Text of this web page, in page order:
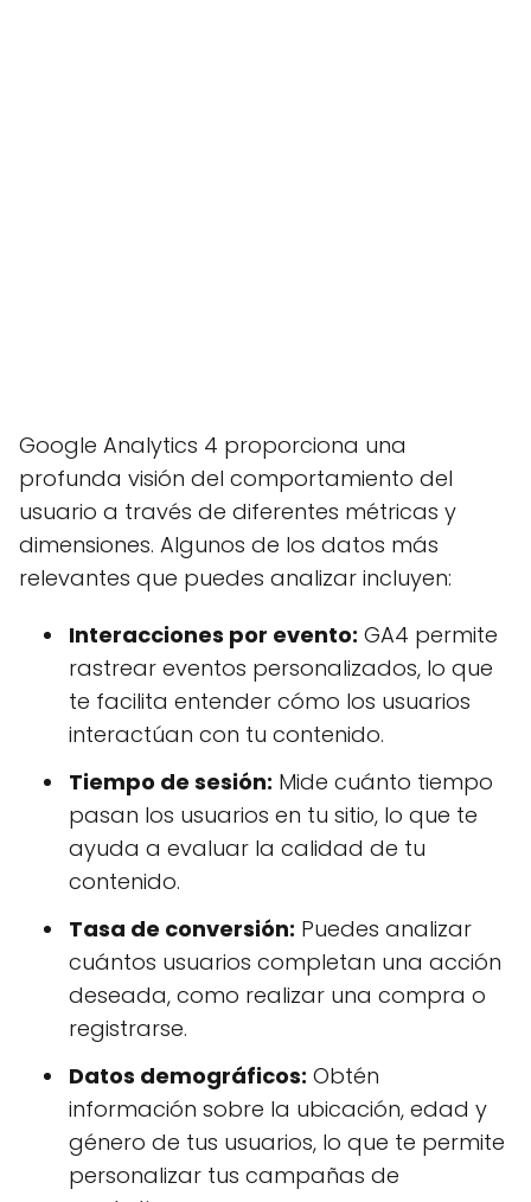
Google Analytics 4 proporciona una
profunda visión del comportamiento del
usuario a través de diferentes métricas y
dimensiones. Algunos de los datos más
relevantes que puedes analizar incluyen:
Interacciones por evento: GA4 permite
rastrear eventos personalizados, lo que
te facilita entender cómo los usuarios
interactúan con tu contenido.
Tiempo de sesión: Mide cuánto tiempo
pasan los usuarios en tu sitio, lo que te
ayuda a evaluar la calidad de tu
contenido.
Tasa de conversión: Puedes analizar
cuántos usuarios completan una acción
deseada, como realizar una compra o
registrarse.
Datos demográficos: Obtén
información sobre la ubicación, edad y
género de tus usuarios, lo que te permite
personalizar tus campañas de